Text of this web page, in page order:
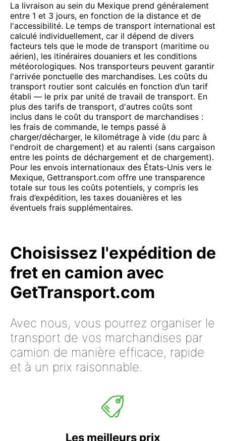
La livraison au sein du Mexique prend généralement
entre 1 et 3 jours, en fonction de la distance et de
l'accessibilité. Le temps de transport international est
calculé individuellement, car il dépend de divers
facteurs tels que le mode de transport (maritime ou
aérien), les itinéraires douaniers et les conditions
météorologiques. Nos transporteurs peuvent garantir
l'arrivée ponctuelle des marchandises. Les coûts du
transport routier sont calculés en fonction d’un tarif
établi — le prix par unité de travail de transport. En
plus des tarifs de transport, d'autres coûts sont
inclus dans le coût du transport de marchandises :
les frais de commande, le temps passé à
charger/décharger, le kilométrage à vide (du parc à
l'endroit de chargement) et au ralenti (sans cargaison
entre les points de déchargement et de chargement).
Pour les envois internationaux des États-Unis vers le
Mexique, Gettransport.com offre une transparence
totale sur tous les coûts potentiels, y compris les
frais d’expédition, les taxes douanières et les
éventuels frais supplémentaires.
Choisissez l'expédition de
fret en camion avec
GetTransport.com
Avec nous, vous pourrez organiser le
transport de vos marchandises par
camion de manière efficace, rapide
et à un prix raisonnable.
Les meilleurs prix